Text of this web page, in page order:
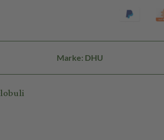
Marke: DHU